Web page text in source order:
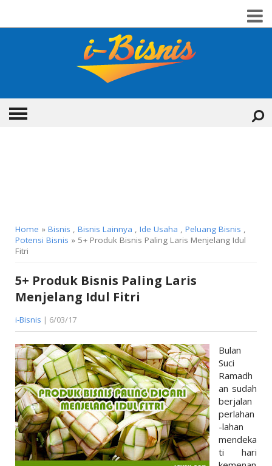
INVESTASI ▼
SAHAM
REKSADANA
PROPERTI
PENGETAHUAN UMUM
KATALOG
Home » Bisnis , Bisnis Lainnya , Ide Usaha , Peluang Bisnis ,
Potensi Bisnis » 5+ Produk Bisnis Paling Laris Menjelang Idul
Fitri
5+ Produk Bisnis Paling Laris
Menjelang Idul Fitri
i-Bisnis | 6/03/17
Bulan
Suci
Ramadh
an sudah
berjalan
perlahan
-lahan
mendeka
ti hari